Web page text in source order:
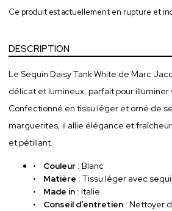
Ce produit est actuellement en rupture et
DESCRIPTION
Le Sequin Daisy Tank White de Marc
délicat et lumineux, parfait pour illuminer
Confectionné en tissu léger et orné de
marguerites, il allie élégance et
et pétillant.
• Couleur : Blanc
• Matière : Tissu léger avec
• Made in : Italie
• Conseil d’entretien : Nettoyer